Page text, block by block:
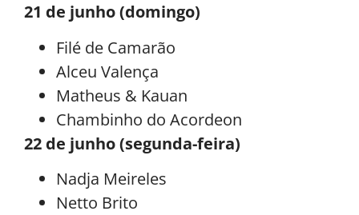
21 de junho (domingo)
Filé de Camarão
Alceu Valença
Matheus & Kauan
Chambinho do Acordeon
22 de junho (segunda-feira)
Nadja Meireles
Netto Brito